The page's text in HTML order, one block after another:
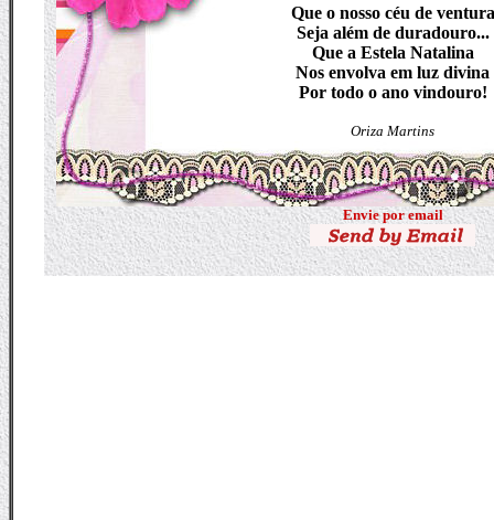
Que o nosso céu de ventura
Seja além de duradouro...
Que a Estela Natalina
Nos envolva em luz divina
Por todo o ano vindouro!
Oriza Martins
Envie por email